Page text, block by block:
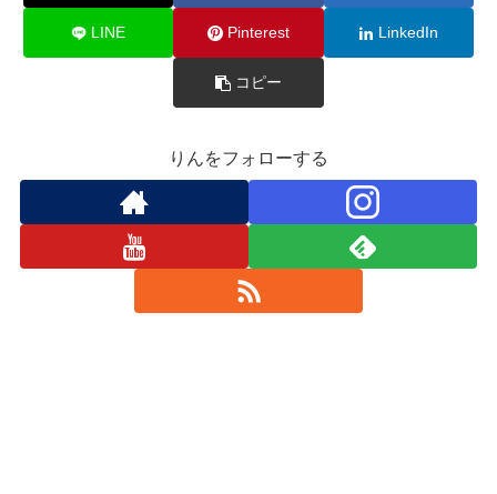
LINE Pinterest LinkedIn
コピー
りんをフォローする